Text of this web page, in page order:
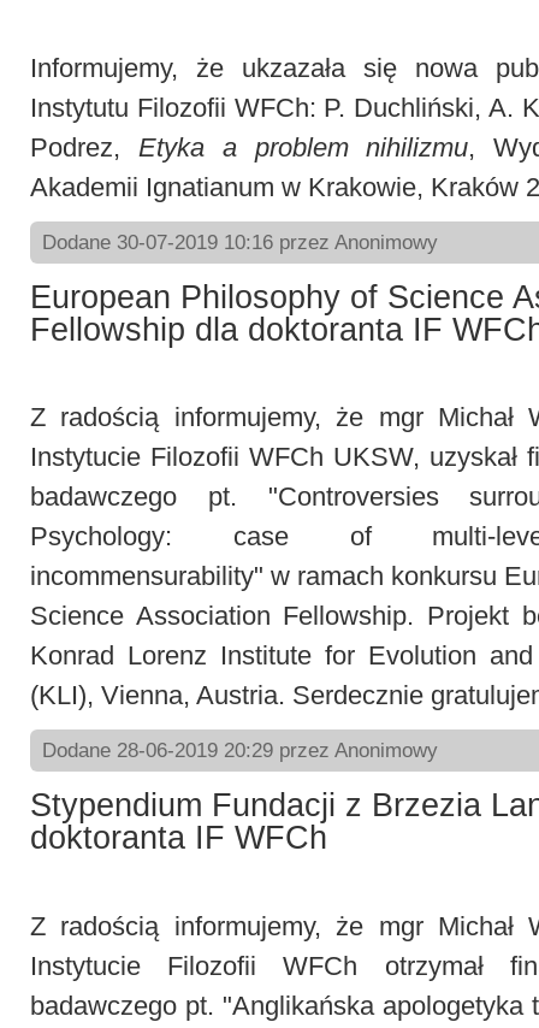
Informujemy, że ukzazała się nowa
Instytutu Filozofii WFCh: P. Duchliński, A.
Podrez, Etyka a problem nihilizmu,
Akademii Ignatianum w Krakowie, Kraków
Dodane 30-07-2019 10:16 przez Anonimowy
European Philosophy of Science
Fellowship dla doktoranta IF
Z radością informujemy, że mgr Michał
Instytucie Filozofii WFCh UKSW, uzyskał
badawczego pt. "Controversies
Psychology: case of multi-
incommensurability" w ramach konkursu
Science Association Fellowship. Projekt
Konrad Lorenz Institute for Evolution
(KLI), Vienna, Austria. Serdecznie
Dodane 28-06-2019 20:29 przez Anonimowy
Stypendium Fundacji z Brzezia
doktoranta IF WFCh
Z radością informujemy, że mgr Michał
Instytucie Filozofii WFCh otrzymał
badawczego pt. "Anglikańska apologetyka